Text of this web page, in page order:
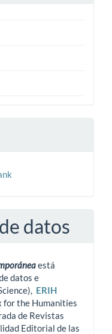
datos
está
datos e
ERIH
for the Humanities
de Revistas
Editorial de las